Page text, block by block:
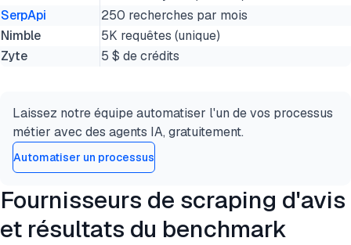
SerpApi
250 recherches par mois
Nimble
5K requêtes (unique)
Zyte
5 $ de crédits
Laissez notre équipe automatiser l'un de vos processus
métier avec des agents IA, gratuitement.
Automatiser un processus
Fournisseurs de scraping d'avis
et résultats du benchmark